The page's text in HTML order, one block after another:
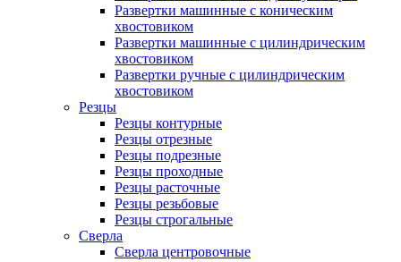
Развертки машинные с коническим
хвостовиком
Развертки машинные с цилиндрическим
хвостовиком
Развертки ручные с цилиндрическим
хвостовиком
Резцы
Резцы контурные
Резцы отрезные
Резцы подрезные
Резцы проходные
Резцы расточные
Резцы резьбовые
Резцы строгальные
Сверла
Сверла центровочные